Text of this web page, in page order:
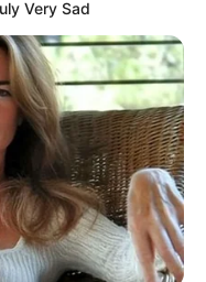
proceder para emitir
JASB
em
.2022.
informa as atividades de
no período letivo, se
na UFRGS naquele
Very Sad